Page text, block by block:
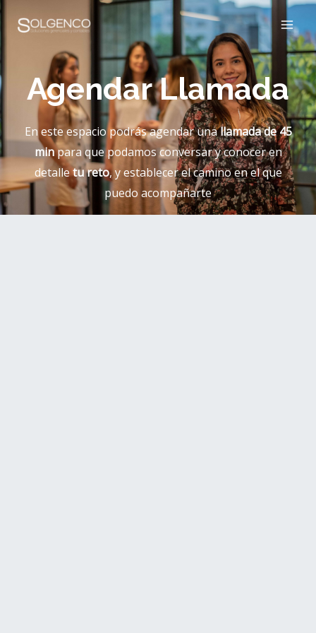
Ir
contenido
Agendar Llamada
En este espacio podrás agendar unallamada de 45
minpara que podamos conversar y conocer en
detalletu reto, y establecer el camino en el que
puedo acompañarte